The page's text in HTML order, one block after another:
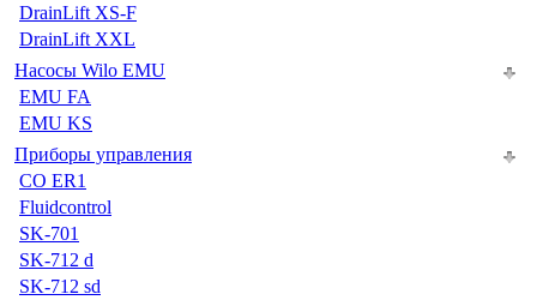
DrainLift XS-F
DrainLift XXL
Насосы Wilo EMU
EMU FA
EMU KS
Приборы управления
CO ER1
Fluidcontrol
SK-701
SK-712 d
SK-712 sd